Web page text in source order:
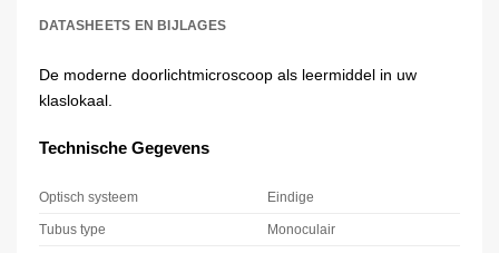
DATASHEETS EN BIJLAGES
De moderne doorlichtmicroscoop als leermiddel in uw
klaslokaal.
Technische Gegevens
Optisch systeem Eindige
Tubus type Monoculair